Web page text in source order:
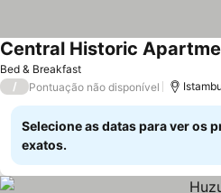
Bed & Breakfast
Central Historic
/ Pontuação não disponível
Selecione as datas para ver os
exatos.